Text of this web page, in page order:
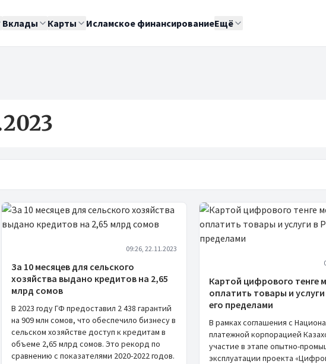
Вклады Карты Исламское финансированиеЕщё
09:26, 22.11.2023
За 10 месяцев для сельского
хозяйства выдано кредитов на 2,65
млрд сомов
В 2023 году ГФ предоставил 2 438 гарантий
на 909 млн сомов, что обеспечило бизнесу в
сельском хозяйстве доступ к кредитам в
объеме 2,65 млрд сомов. Это рекорд по
сравнению с показателями 2020-2022 годов.
Картой цифрового тенге
оплатить товары и услуги
его пределами
В рамках соглашения с
платежной корпорацией
участие в этапе опытно-
эксплуатации проекта